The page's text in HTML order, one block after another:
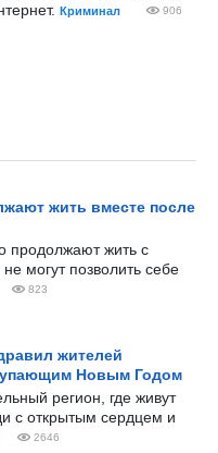
Криминал 906
жить вместе после
продолжают жить с
могут позволить себе
823
жителей
Новым Годом
регион, где живут
с открытым сердцем и
2646